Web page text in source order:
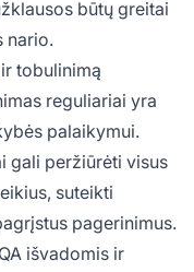
būtų greitai
nario.
tobulinimą
reguliariai yra
palaikymui.
gali peržiūrėti visus
suteikti
pagerinimus.
išvadomis ir